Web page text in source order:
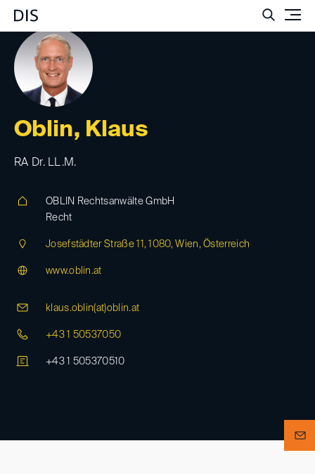
Oblin, Klaus
RA Dr. LL.M.
OBLIN Rechtsanwälte GmbH
Recht
Josefstädter Straße 11, 1080, Wien, Österreich
www.oblin.at
klaus.oblin(at)oblin.at
+43 1 50537050
+43 1 505370510